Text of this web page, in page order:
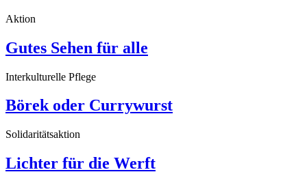
Aktion
Gutes Sehen für alle
Interkulturelle Pflege
Börek oder Currywurst
Solidaritätsaktion
Lichter für die Werft